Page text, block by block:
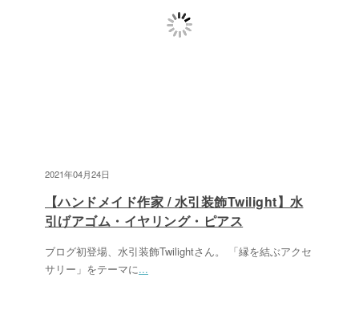
2021年04月24日
【ハンドメイド作家 / 水引装飾Twilight】水
引げアゴム・イヤリング・ピアス
ブログ初登場、水引装飾Twilightさん。 「縁を結ぶアクセ
サリー」をテーマに...